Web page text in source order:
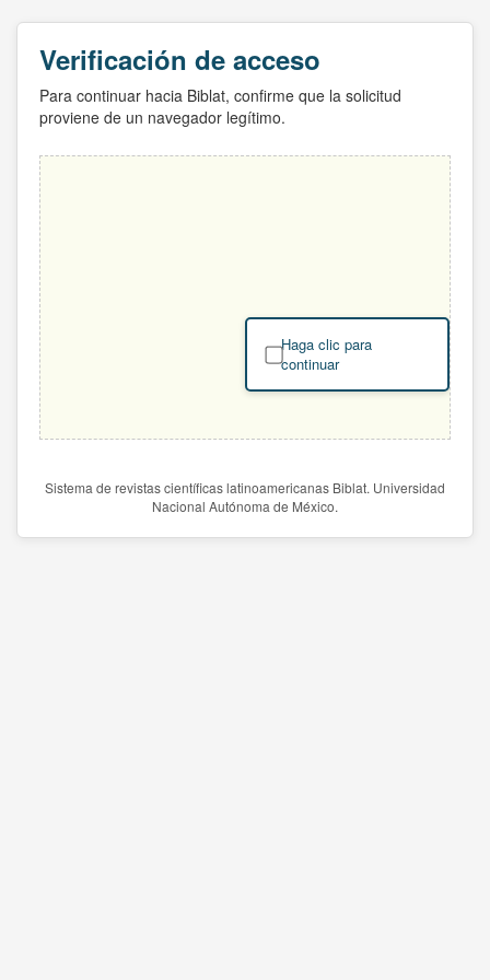
Verificación de acceso
Para continuar hacia Biblat, confirme que la solicitud
proviene de un navegador legítimo.
Haga clic para
continuar
Sistema de revistas científicas latinoamericanas Biblat. Universidad
Nacional Autónoma de México.